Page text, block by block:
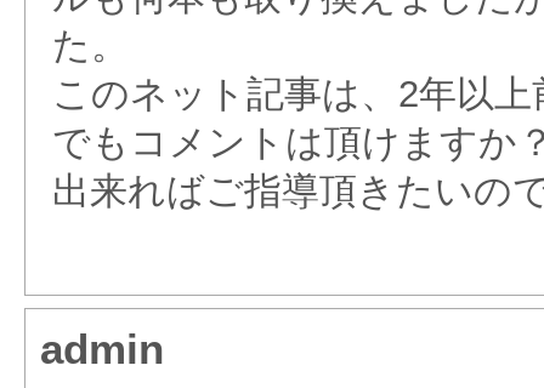
た。
このネット記事は、2年以
でもコメントは頂けますか
出来ればご指導頂きたいの
admin